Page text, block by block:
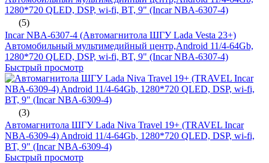
(5)
Incar NBA-6307-4 (Автомагнитола ШГУ Lada Vesta 23+)
Автомобильный мультимедийный центр,Android 11/4-64Gb,
1280*720 QLED, DSP, wi-fi, BT, 9" (Incar NBA-6307-4)
Быстрый просмотр
(3)
Автомагнитола ШГУ Lada Niva Travel 19+ (TRAVEL Incar
NBA-6309-4) Android 11/4-64Gb, 1280*720 QLED, DSP, wi-fi,
BT, 9" (Incar NBA-6309-4)
Быстрый просмотр